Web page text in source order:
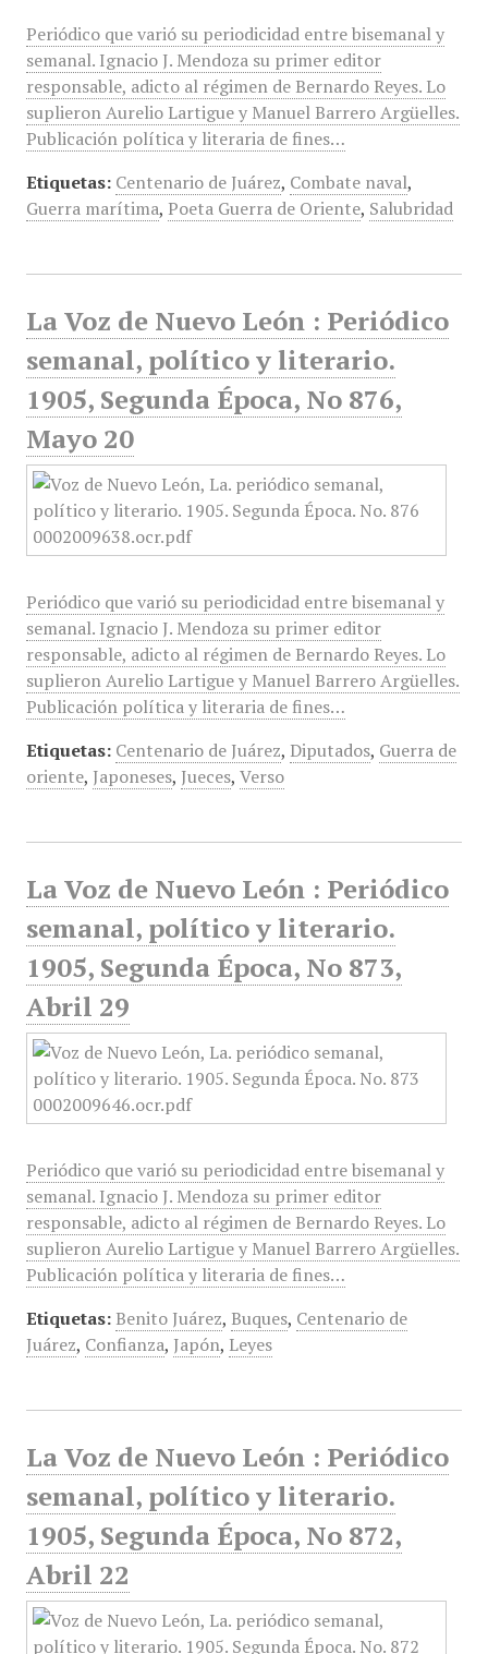
Periódico que varió su periodicidad entre bisemanal y
semanal. Ignacio J. Mendoza su primer editor
responsable, adicto al régimen de Bernardo Reyes. Lo
suplieron Aurelio Lartigue y Manuel Barrero Argüelles.
Publicación política y literaria de fines…
Etiquetas: Centenario de Juárez, Combate naval,
Guerra marítima, Poeta Guerra de Oriente, Salubridad
La Voz de Nuevo León : Periódico
semanal, político y literario.
1905, Segunda Época, No 876,
Mayo 20
Periódico que varió su periodicidad entre bisemanal y
semanal. Ignacio J. Mendoza su primer editor
responsable, adicto al régimen de Bernardo Reyes. Lo
suplieron Aurelio Lartigue y Manuel Barrero Argüelles.
Publicación política y literaria de fines…
Etiquetas: Centenario de Juárez, Diputados, Guerra de
oriente, Japoneses, Jueces, Verso
La Voz de Nuevo León : Periódico
semanal, político y literario.
1905, Segunda Época, No 873,
Abril 29
Periódico que varió su periodicidad entre bisemanal y
semanal. Ignacio J. Mendoza su primer editor
responsable, adicto al régimen de Bernardo Reyes. Lo
suplieron Aurelio Lartigue y Manuel Barrero Argüelles.
Publicación política y literaria de fines…
Etiquetas: Benito Juárez, Buques, Centenario de
Juárez, Confianza, Japón, Leyes
La Voz de Nuevo León : Periódico
semanal, político y literario.
1905, Segunda Época, No 872,
Abril 22